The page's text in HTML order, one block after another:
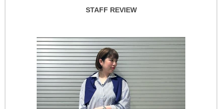
STAFF REVIEW